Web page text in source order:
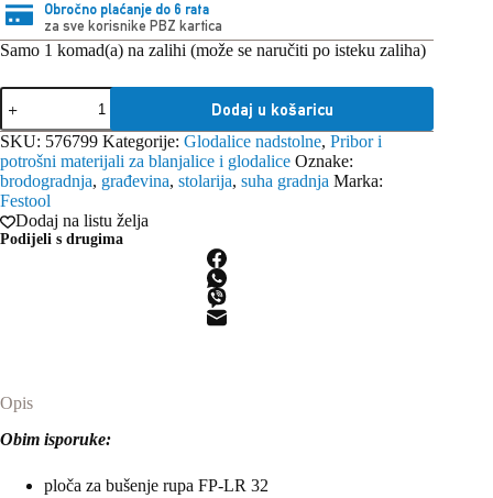
Obročno plaćanje do 6 rata
za sve korisnike PBZ kartica
Samo 1 komad(a) na zalihi (može se naručiti po isteku zaliha)
Festool
set
za
bušenje
rupa
LR
32-
SYS
količina
Dodaj u košaricu
SKU: 576799 Kategorije: Glodalice nadstolne, Pribor i
potrošni materijali za blanjalice i glodalice Oznake:
brodogradnja, građevina, stolarija, suha gradnja Marka:
Festool
Dodaj na listu želja
Podijeli s drugima
Opis
Obim isporuke:
ploča za bušenje rupa FP-LR 32